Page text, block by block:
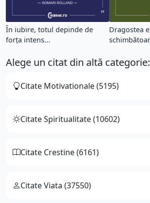
În iubire, totul depinde de
forța intens...
Dragostea
Alege un citat din altă categorie:
Citate Motivationale (5195)
Citate Spiritualitate (10602)
Citate Crestine (6161)
Citate Viata (37550)